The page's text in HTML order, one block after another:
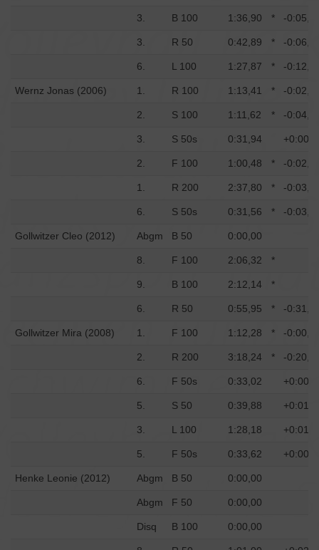
3. B 100 1:36,90 * -
3. R 50 0:42,89 * -
6. L 100 1:27,87 * -
Wernz Jonas (2006) 1. R 100 1:13,41 * -
2. S 100 1:11,62 * -
3. S 50s 0:31,94
2. F 100 1:00,48 * -
1. R 200 2:37,80 * -
6. S 50s 0:31,56 * -
Gollwitzer Cleo (2012) Abgm B 50 0:00,00
8. F 100 2:06,32 *
9. B 100 2:12,14 *
6. R 50 0:55,95 * -
Gollwitzer Mira (2008) 1. F 100 1:12,28 * -
2. R 200 3:18,24 * -
6. F 50s 0:33,02
5. S 50 0:39,88
3. L 100 1:28,18
5. F 50s 0:33,62
Henke Leonie (2012) Abgm B 50 0:00,00
Abgm F 50 0:00,00
Disq B 100 0:00,00